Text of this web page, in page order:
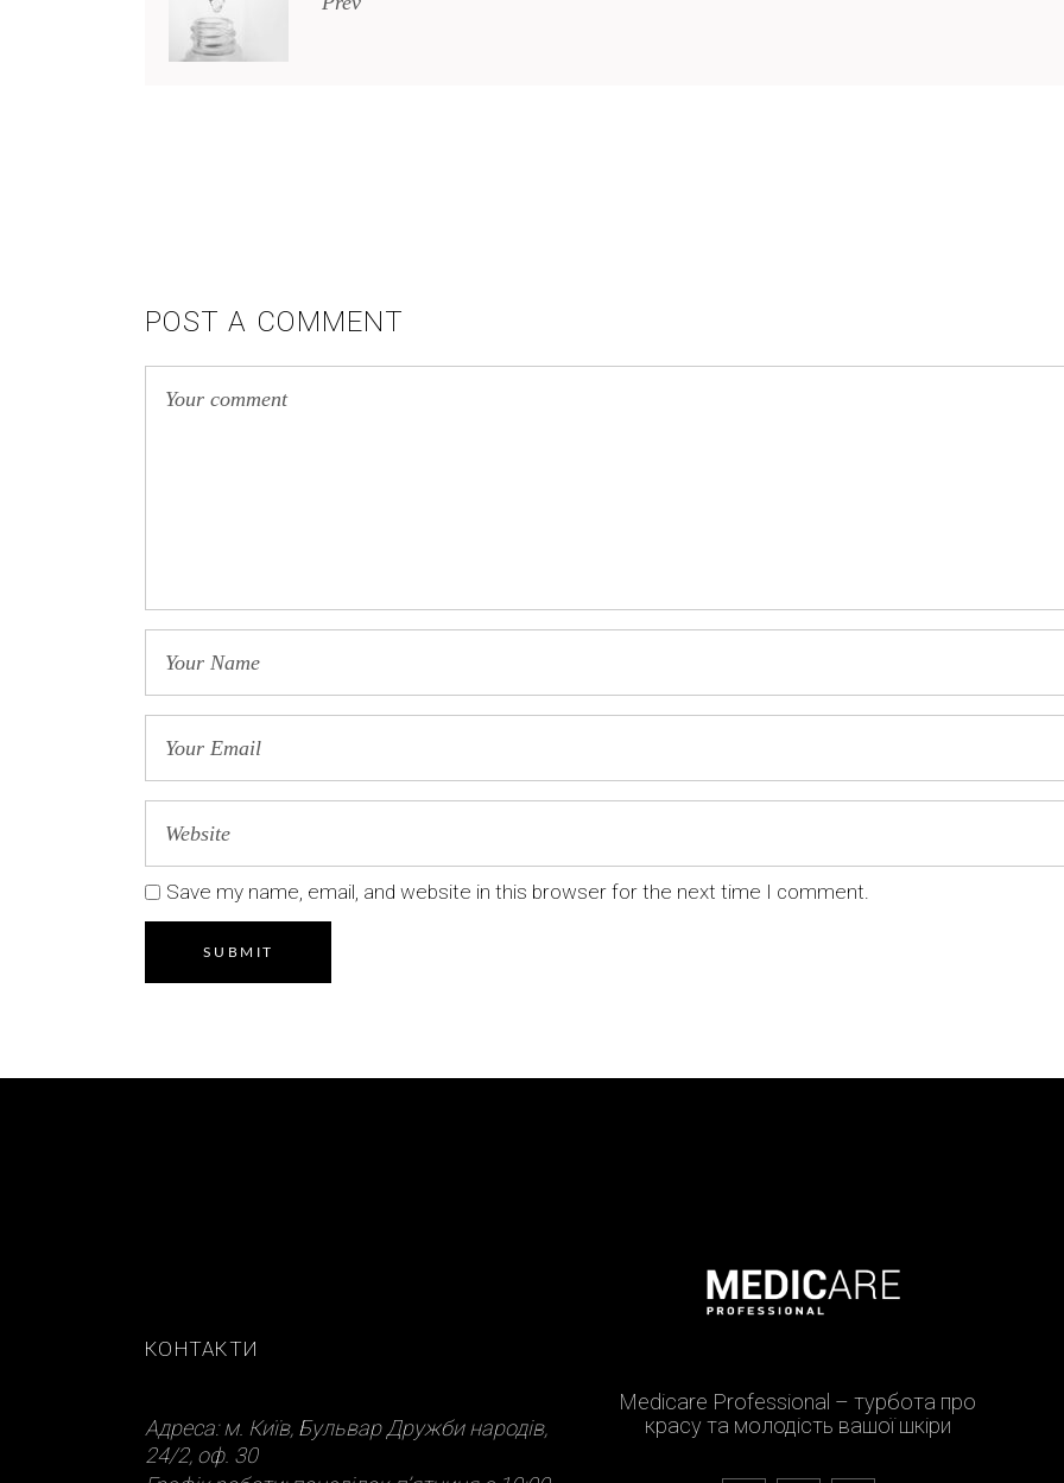
POST A COMMENT
Save my name, email, and website in this browser for the next time I comment.
SUBMIT
КОНТАКТИ
Адреса: м. Київ, Бульвар Дружби народів,
24/2, оф. 30
Medicare Professional – турбота про
красу та молодість вашої шкіри